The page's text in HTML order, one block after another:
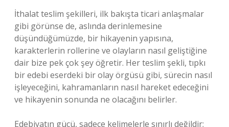
İthalat teslim şekilleri, ilk bakışta ticari anlaşmalar
gibi görünse de, aslında derinlemesine
düşündüğümüzde, bir hikayenin yapısına,
karakterlerin rollerine ve olayların nasıl geliştiğine
dair bize pek çok şey öğretir. Her teslim şekli, tıpkı
bir edebi eserdeki bir olay örgüsü gibi, sürecin nasıl
işleyeceğini, kahramanların nasıl hareket edeceğini
ve hikayenin sonunda ne olacağını belirler.
Edebiyatın gücü, sadece kelimelerle sınırlı değildir;